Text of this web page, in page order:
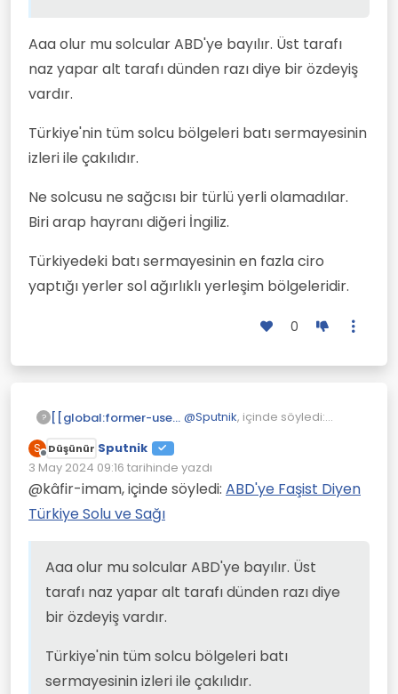
Aaa olur mu solcular ABD'ye bayılır. Üst tarafı
naz yapar alt tarafı dünden razı diye bir özdeyiş
vardır.
Türkiye'nin tüm solcu bölgeleri batı sermayesinin
izleri ile çakılıdır.
Ne solcusu ne sağcısı bir türlü yerli olamadılar.
Biri arap hayranı diğeri İngiliz.
Türkiyedeki batı sermayesinin en fazla ciro
yaptığı yerler sol ağırlıklı yerleşim bölgeleridir.
0
? [[global:former-user]] @Sputnik, içinde söyledi:
ABD zenginliğinin büyük
bir kısmını para birimini
dayatmasına borçlu.
menfaatleri için gladio-
fetö tipi örgütleri
kullanarak sol hareketleri
Aaa olur mu solcular ABD'ye
çakılıdır.
Ne solcusu ne sağcısı bir türlü
yerli olamadılar. Biri arap
hayranı diğeri İngiliz.
Türkiyedeki batı sermayesinin
S
Çevrimdışı
Düşünür Sputnik
3 May 2024 09:16 tarihinde yazdı
Son düzenleyen:
@kâfir-imam, içinde söyledi: ABD'ye Faşist Diyen
Türkiye Solu ve Sağı
Aaa olur mu solcular ABD'ye bayılır. Üst
tarafı naz yapar alt tarafı dünden razı diye
bir özdeyiş vardır.
Türkiye'nin tüm solcu bölgeleri batı
sermayesinin izleri ile çakılıdır.